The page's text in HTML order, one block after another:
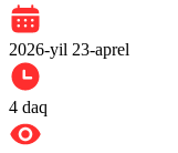
2026-yil 23-aprel
4 daq